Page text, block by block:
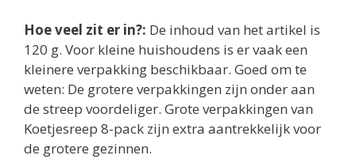
Hoe veel zit er in?: De inhoud van het artikel is
120 g. Voor kleine huishoudens is er vaak een
kleinere verpakking beschikbaar. Goed om te
weten: De grotere verpakkingen zijn onder aan
de streep voordeliger. Grote verpakkingen van
Koetjesreep 8-pack zijn extra aantrekkelijk voor
de grotere gezinnen.